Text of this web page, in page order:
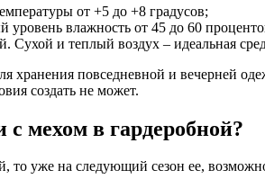
от +5 до +8 градусов;
уровень влажность от 45 до 60
Сухой и теплый воздух – идеальная
хранения повседневной и вечерней
создать не может.
мехом в гардеробной?
то уже на следующий сезон ее,